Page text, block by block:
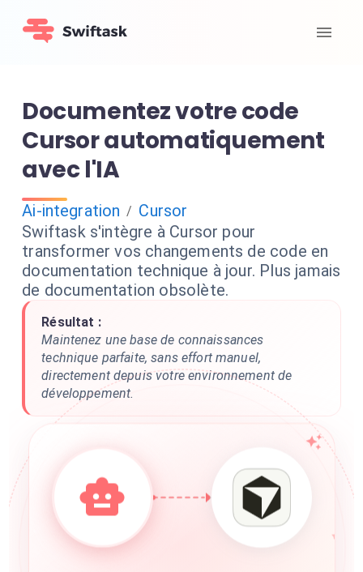
Documentez votre code
Cursor automatiquement
avec l'IA
Ai-integration / Cursor
Swiftask s'intègre à Cursor pour
transformer vos changements de code en
documentation technique à jour. Plus jamais
de documentation obsolète.
Résultat :
Maintenez une base de connaissances
technique parfaite, sans effort manuel,
directement depuis votre environnement de
développement.